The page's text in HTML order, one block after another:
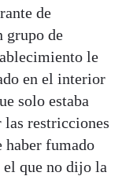
de
grupo de
le
en el interior
solo estaba
restricciones
haber fumado
el que no dijo la